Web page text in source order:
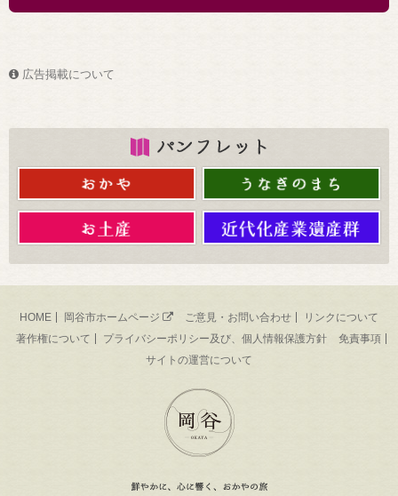
広告掲載について
HOME 岡谷市ホームページ ご意見・お問い合わせ
リンクについて
著作権について
プライバシーポリシー及び、個人情報保護方針
免責事項
サイトの運営について